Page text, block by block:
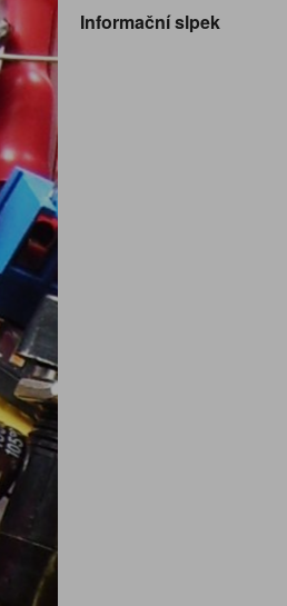
Informační slpek